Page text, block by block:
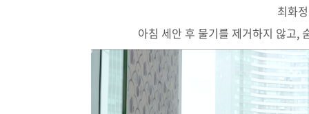
최화
아침 세안 후 물기를 제거하지 않고,